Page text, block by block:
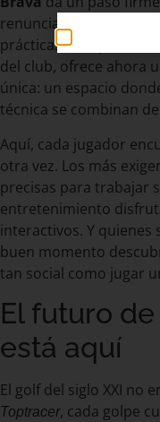
renunciar a la tradición
prácticas,
del club, ofrece ahora
única: un espacio
técnica se combinan
Aquí, cada jugador
otra vez. Los más
precisas para trabajar
entretenimiento
interactivos. Y
buen momento
tan social como jugar
El futuro
está aquí
El golf del siglo XXI no
Toptracer, cada golpe